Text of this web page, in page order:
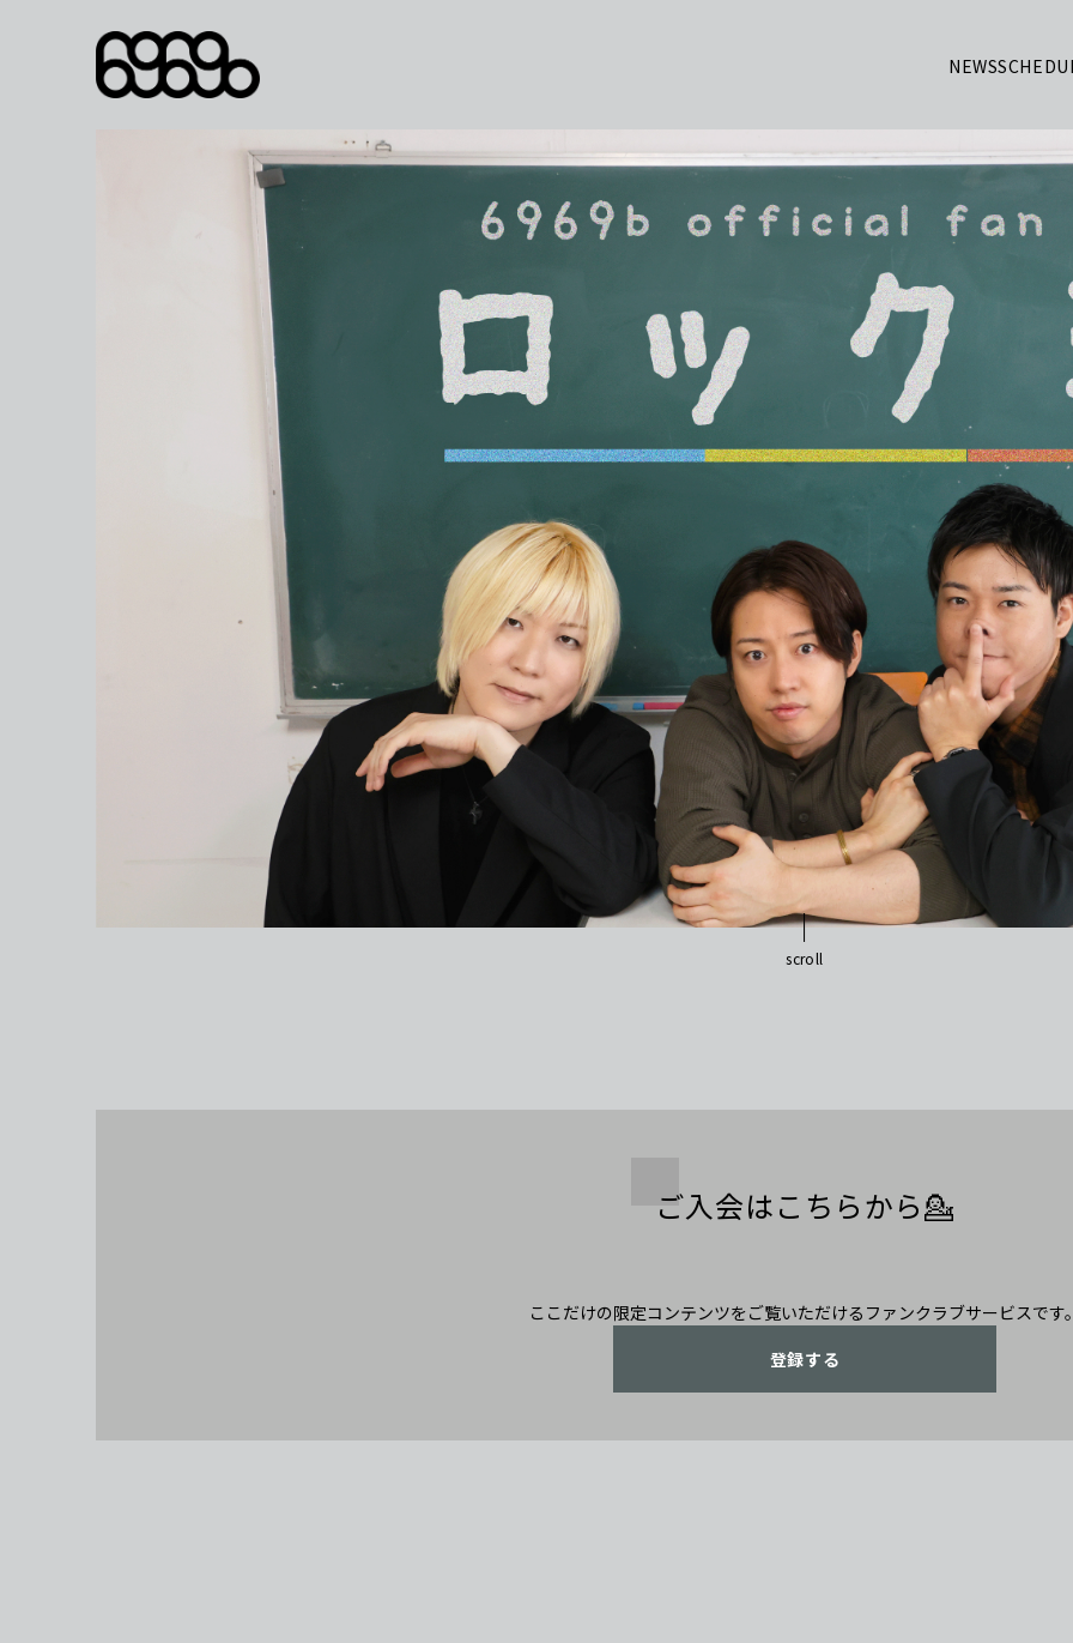
NEWS
scroll
ご入会はこちらから💁
ここだけの限定コンテンツをご覧いただけるファンクラブサービスです
登録する